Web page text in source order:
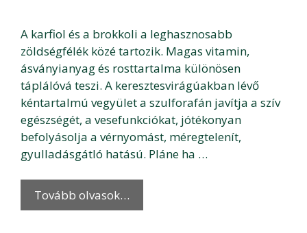
A karfiol és a brokkoli a leghasznosabb
zöldségfélék közé tartozik. Magas vitamin,
ásványianyag és rosttartalma különösen
táplálóvá teszi. A keresztesvirágúakban lévő
kéntartalmú vegyület a szulforafán javítja a szív
egészségét, a vesefunkciókat, jótékonyan
befolyásolja a vérnyomást, méregtelenít,
gyulladásgátló hatású. Pláne ha …
Tovább olvasok…